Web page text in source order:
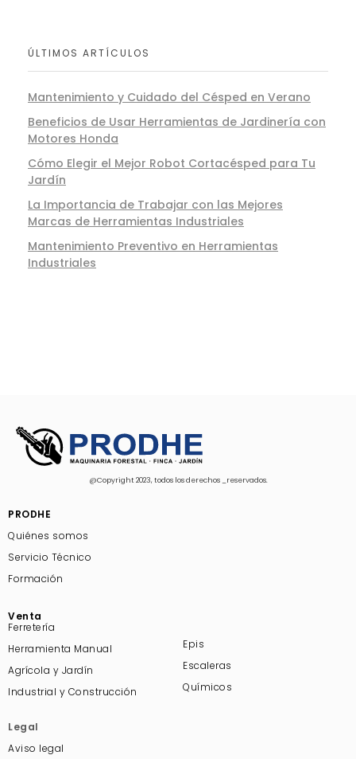
ÚLTIMOS ARTÍCULOS
Mantenimiento y Cuidado del Césped en Verano
Beneficios de Usar Herramientas de Jardinería con
Motores Honda
Cómo Elegir el Mejor Robot Cortacésped para Tu
Jardín
La Importancia de Trabajar con las Mejores
Marcas de Herramientas Industriales
Mantenimiento Preventivo en Herramientas
Industriales
@Copyright 2023, todos los derechos _reservados.
PRODHE
Quiénes somos
Servicio Técnico
Formación
Venta
Ferretería
Herramienta Manual
Agrícola y Jardín
Industrial y Construcción
Epis
Escaleras
Químicos
Legal
Aviso legal